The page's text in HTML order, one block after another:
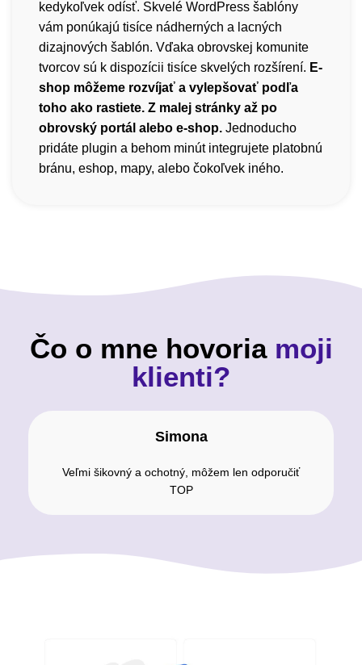
kedykoľvek odísť. Skvelé WordPress šablóny
vám ponúkajú tisíce nádherných a lacných
dizajnových šablón. Vďaka obrovskej komunite
tvorcov sú k dispozícii tisíce skvelých rozšírení. E-
shop môžeme rozvíjať a vylepšovať podľa
toho ako rastiete. Z malej stránky až po
obrovský portál alebo e-shop. Jednoducho
pridáte plugin a behom minút integrujete platobnú
bránu, eshop, mapy, alebo čokoľvek iného.
Čo o mne hovoriamoji
klienti?
Simona
Veľmi šikovný a ochotný, môžem len odporučiť
TOP